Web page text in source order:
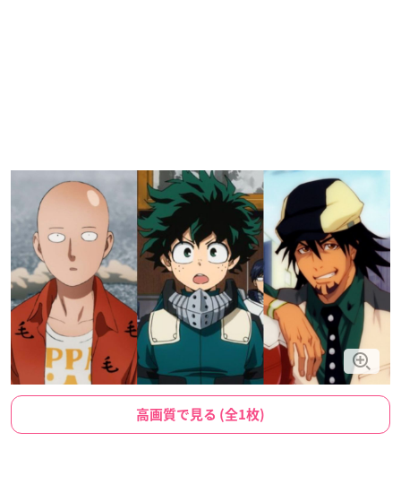
高画質で見る (全1枚)